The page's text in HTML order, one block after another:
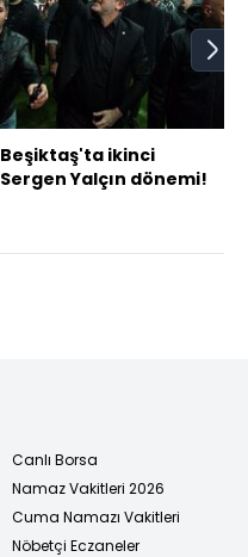
Beşiktaş'ta ikinci
Sergen Yalçın dönemi!
Canlı Borsa
Namaz Vakitleri 2026
Cuma Namazı Vakitleri
Nöbetçi Eczaneler